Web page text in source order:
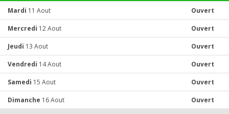
Mardi 11 Aout Ouvert
Mercredi 12 Aout Ouvert
Jeudi 13 Aout Ouvert
Vendredi 14 Aout Ouvert
Samedi 15 Aout Ouvert
Dimanche 16 Aout Ouvert